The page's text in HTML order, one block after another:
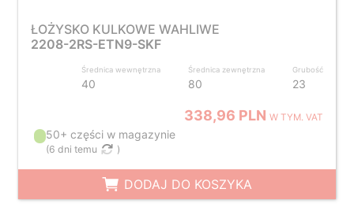
ŁOŻYSKO KULKOWE WAHLIWE
2208-2RS-ETN9-SKF
Średnica wewnętrzna
40
Średnica zewnętrzna
80
Grubość
23
338,96 PLNW TYM. VAT
50+ części w magazynie
(6 dni temu )
DODAJ DO KOSZYKA